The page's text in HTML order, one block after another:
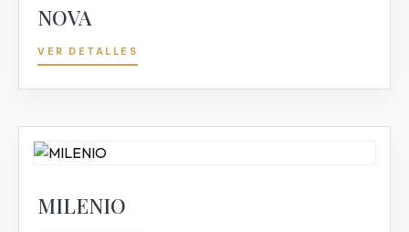
NOVA
VER DETALLES
MILENIO